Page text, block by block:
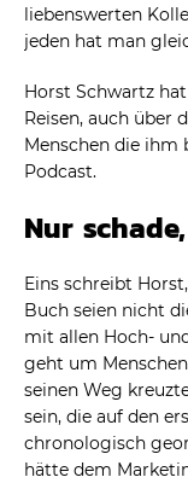
liebenswerten
jeden hat man
Horst Schwartz
Reisen, auch über
Menschen die ihm
Podcast.
Nur
Eins schreibt
Buch seien nicht
mit allen Hoch-
geht um
seinen Weg
sein, die auf den
chronologisch
hätte dem